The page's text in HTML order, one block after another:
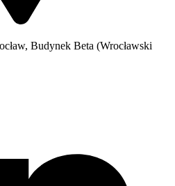
Budynek Beta (Wrocławski